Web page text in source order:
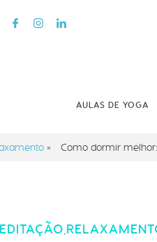
AULAS DE YOGA
» Como dormir
,